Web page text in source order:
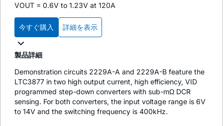
VOUT = 0.6V to 1.23V at 120A
今すぐ購入 詳細を表示
製品詳細
Demonstration circuits 2229A-A and 2229A-B feature the
LTC3877 in two high output current, high efficiency, VID
programmed step-down converters with sub-mΩ DCR
sensing. For both converters, the input voltage range is 6V
to 14V and the switching frequency is 400kHz.